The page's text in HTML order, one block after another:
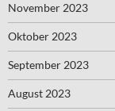
November 2023
Oktober 2023
September 2023
August 2023